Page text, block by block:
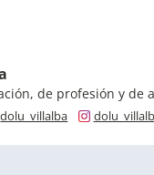
de profesión y de
dolu_villalba